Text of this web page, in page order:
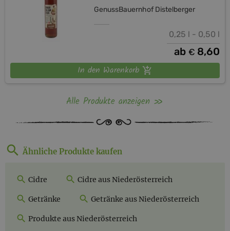
GenussBauernhof Distelberger
0,25 l - 0,50 l
ab € 8,60
In den Warenkorb
Alle Produkte anzeigen
Ähnliche Produkte kaufen
Cidre Cidre aus Niederösterreich
Getränke Getränke aus Niederösterreich
Produkte aus Niederösterreich